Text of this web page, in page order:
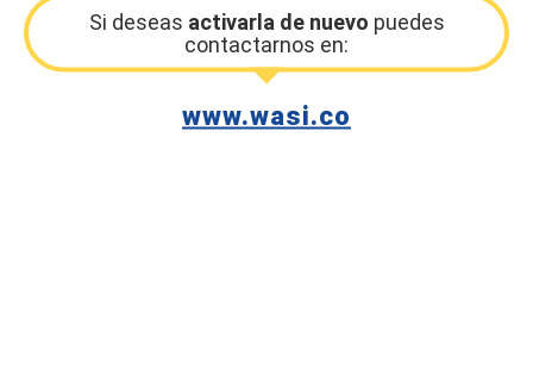
Si deseas activarla de nuevo puedes
contactarnos en:
www.wasi.co